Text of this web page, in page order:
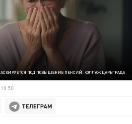
ПОД ПОВЫШЕНИЕ ПЕНСИЙ. КОЛЛАЖ ЦАРЬГРАДА